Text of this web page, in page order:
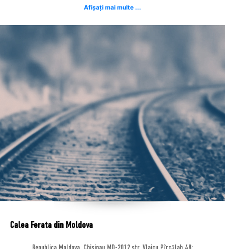
Afișați mai multe ...
Calea Ferata din Moldova